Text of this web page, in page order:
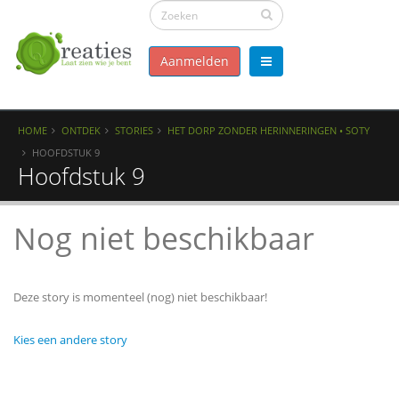
Aanmelden
HOME ONTDEK STORIES
HET DORP ZONDER HERINNERINGEN • SOTY
HOOFDSTUK 9
Hoofdstuk 9
Nog niet beschikbaar
Deze story is momenteel (nog) niet beschikbaar!
Kies een andere story